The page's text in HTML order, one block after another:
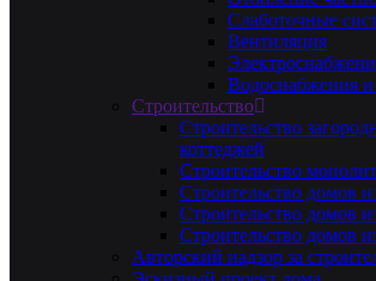
Слаботочные
Вентиляция
Водоснабжения и
Строительство
Строительство
коттеджей
Строительство
Строительство домов
Строительство домов
Строительство домов
Авторский надзор за